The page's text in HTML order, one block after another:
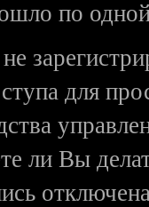
по
для
ли Вы